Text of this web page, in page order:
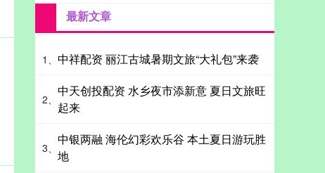
最新文章
1、 中祥配资 丽江古城暑期文旅“大礼包”来袭
2、
中天创投配资 水乡夜市添新意 夏日文旅旺
起来
3、
中银两融 海伦幻彩欢乐谷 本土夏日游玩胜
地